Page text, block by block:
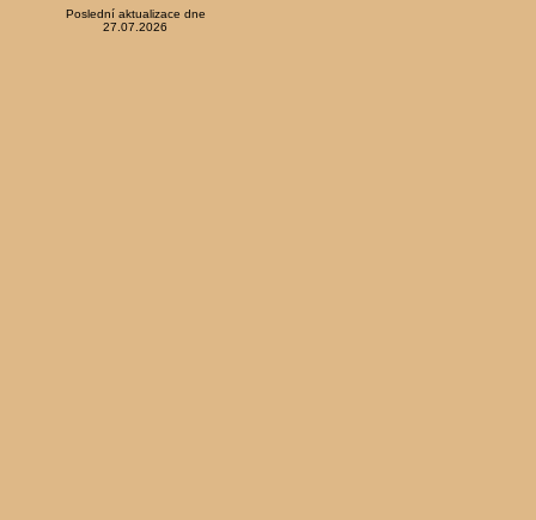
Poslední aktualizace dne
27.07.2026